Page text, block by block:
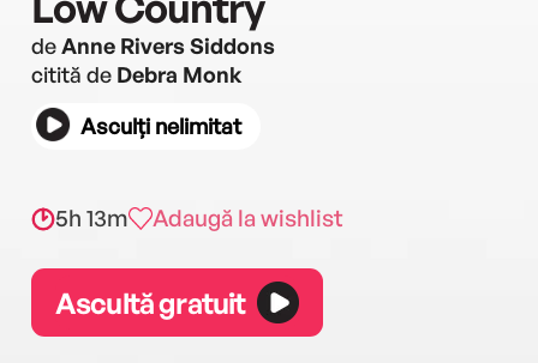
deAnne Rivers Siddons
citită de Debra Monk
Asculți nelimitat
5h 13m Adaugă la wishlist
Ascultă gratuit